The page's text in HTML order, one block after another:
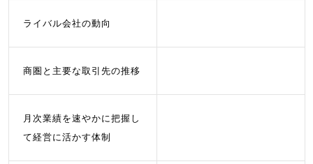
ライバル会社の動向
商圏と主要な取引先の推移
月次業績を速やかに把握し
て経営に活かす体制